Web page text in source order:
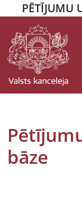
PĒTĪJUMU
bāze